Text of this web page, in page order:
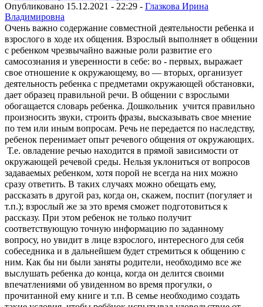
Опубликовано 15.12.2021 - 22:29 - Глазкова Ирина
Владимировна
Очень важно содержание совместной деятельности ребенка и
взрослого в ходе их общения. Взрослый выполняет в общении
с ребенком чрезвычайно важные роли развитие его
самосознания и уверенности в себе: во - первых, выражает
свое отношение к окружающему, во — вторых, организует
деятельность ребенка с предметами окружающей обстановки,
дает образец правильной речи. В общении с взрослыми
обогащается словарь ребенка. Дошкольник учится правильно
произносить звуки, строить фразы, высказывать свое мнение
по тем или иным вопросам. Речь не передается по наследству,
ребенок перенимает опыт речевого общения от окружающих.
Т.е. овладение речью находится в прямой зависимости от
окружающей речевой среды. Нельзя уклониться от вопросов
задаваемых ребенком, хотя порой не всегда на них можно
сразу ответить. В таких случаях можно обещать ему,
рассказать в другой раз, когда он, скажем, поспит (погуляет и
т.п.); взрослый же за это время сможет подготовиться к
рассказу. При этом ребенок не только получит
соответствующую точную информацию по заданному
вопросу, но увидит в лице взрослого, интересного для себя
собеседника и в дальнейшем будет стремиться к общению с
ним. Как бы ни были заняты родители, необходимо все же
выслушать ребенка до конца, когда он делится своими
впечатлениями об увиденном во время прогулки, о
прочитанной ему книге и т.п. В семье необходимо создать